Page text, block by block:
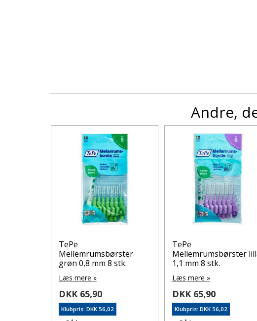
Andre,
TePe
Mellemrumsbørster
grøn 0,8 mm 8 stk.
Læs mere »
DKK 65,90
Klubpris: DKK 56,02
TePe
Mellemrumsbørster
1,1 mm 8 stk.
Læs mere »
DKK 65,90
Klubpris: DKK 56,02